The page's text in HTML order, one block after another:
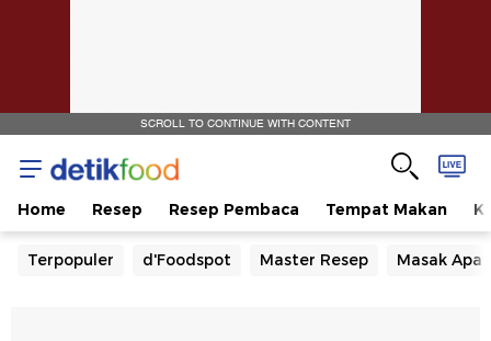
SCROLL TO CONTINUE WITH CONTENT
Home Resep Resep Pembaca Tempat Makan
Terpopuler d'Foodspot Master Resep Masak Apa